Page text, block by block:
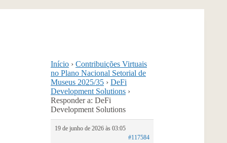
Início › Contribuições Virtuais
no Plano Nacional Setorial de
Museus 2025/35 › DeFi
Development Solutions ›
Responder a: DeFi
Development Solutions
19 de junho de 2026 às 03:05
#117584